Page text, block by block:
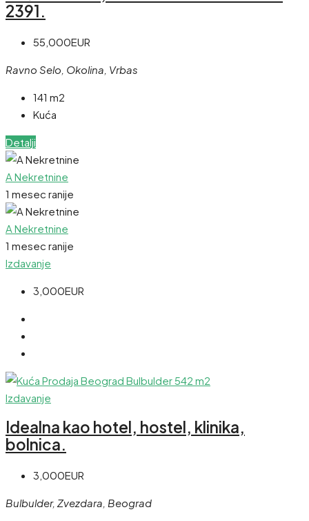
2391.
55,000EUR
Ravno Selo, Okolina, Vrbas
141 m2
Kuća
Detalji
A Nekretnine
1 mesec ranije
A Nekretnine
1 mesec ranije
Izdavanje
3,000EUR
Izdavanje
Idealna kao hotel, hostel, klinika,
bolnica.
3,000EUR
Bulbulder, Zvezdara, Beograd